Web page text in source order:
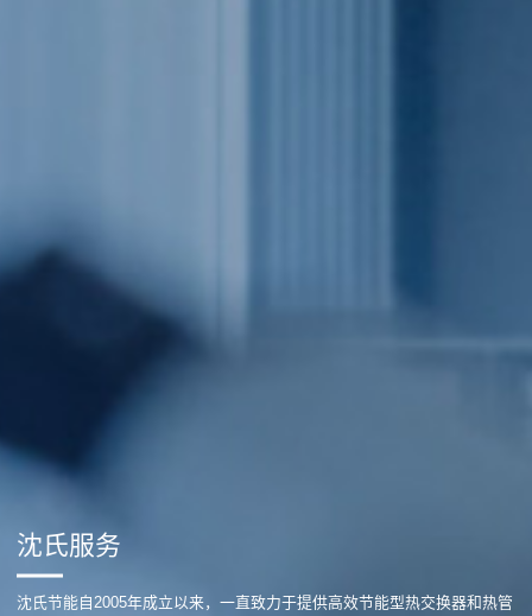
沈氏服务
沈氏节能自2005年成立以来，一直致力于提供高效节能型热交换器和热管